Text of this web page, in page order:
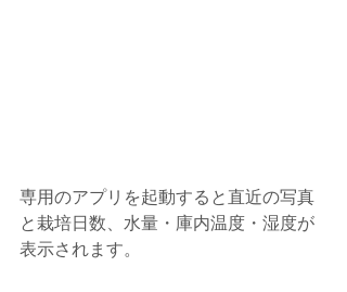
専用のアプリを起動すると直近の写真
と栽培日数、水量・庫内温度・湿度が
表示されます。